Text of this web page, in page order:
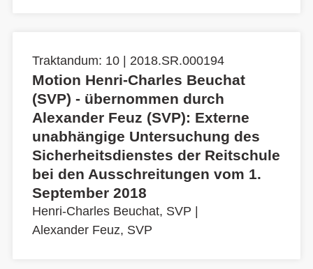
Traktandum: 10 | 2018.SR.000194
Motion Henri-Charles Beuchat
(SVP) - übernommen durch
Alexander Feuz (SVP): Externe
unabhängige Untersuchung des
Sicherheitsdienstes der Reitschule
bei den Ausschreitungen vom 1.
September 2018
Henri-Charles Beuchat, SVP
Alexander Feuz, SVP